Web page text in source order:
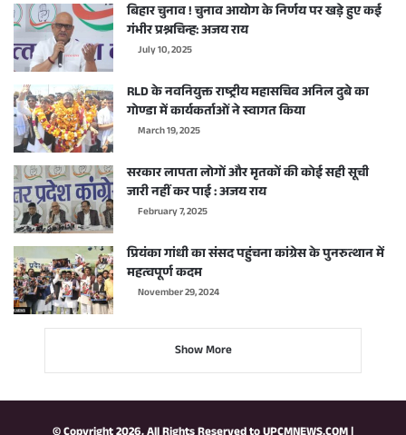
बिहार चुनाव ! चुनाव आयोग के निर्णय पर खड़े हुए कई
गंभीर प्रश्नचिन्ह: अजय राय
July 10, 2025
RLD के नवनियुक्त राष्ट्रीय महासचिव अनिल दुबे का
गोण्डा में कार्यकर्ताओं ने स्वागत किया
March 19, 2025
सरकार लापता लोगों और मृतकों की कोई सही सूची
जारी नहीं कर पाई : अजय राय
February 7, 2025
प्रियंका गांधी का संसद पहुंचना कांग्रेस के पुनरुत्थान में
महत्वपूर्ण कदम
November 29, 2024
Show More